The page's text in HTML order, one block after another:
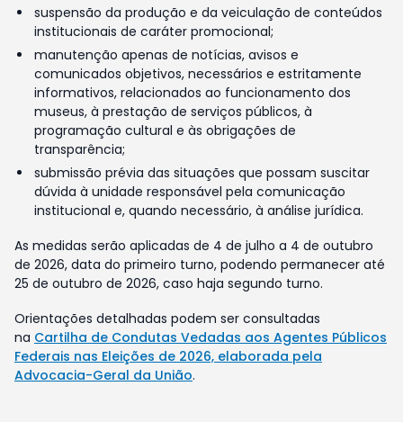
suspensão da produção e da veiculação de conteúdos
institucionais de caráter promocional;
manutenção apenas de notícias, avisos e
comunicados objetivos, necessários e estritamente
informativos, relacionados ao funcionamento dos
museus, à prestação de serviços públicos, à
programação cultural e às obrigações de
transparência;
submissão prévia das situações que possam suscitar
dúvida à unidade responsável pela comunicação
institucional e, quando necessário, à análise jurídica.
As medidas serão aplicadas de 4 de julho a 4 de outubro
de 2026, data do primeiro turno, podendo permanecer até
25 de outubro de 2026, caso haja segundo turno.
Orientações detalhadas podem ser consultadas
na Cartilha de Condutas Vedadas aos Agentes Públicos
Federais nas Eleições de 2026, elaborada pela
Advocacia-Geral da União.